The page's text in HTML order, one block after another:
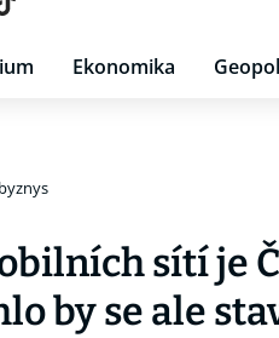
Ekonomika
sítí je
by se ale